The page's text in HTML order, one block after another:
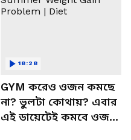
GYM করেও ওজন কমছে
না? ভুলটা কোথায়? এবার
এই ডায়েটেই কমবে ওজন!
18:28